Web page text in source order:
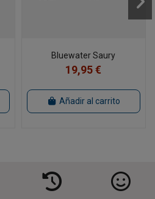
Bluewater Saury
19,95 €
Añadir al carrito